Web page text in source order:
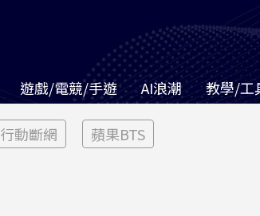
遊戲/電競/手遊 AI浪潮 教學/工
行動斷網 蘋果BTS